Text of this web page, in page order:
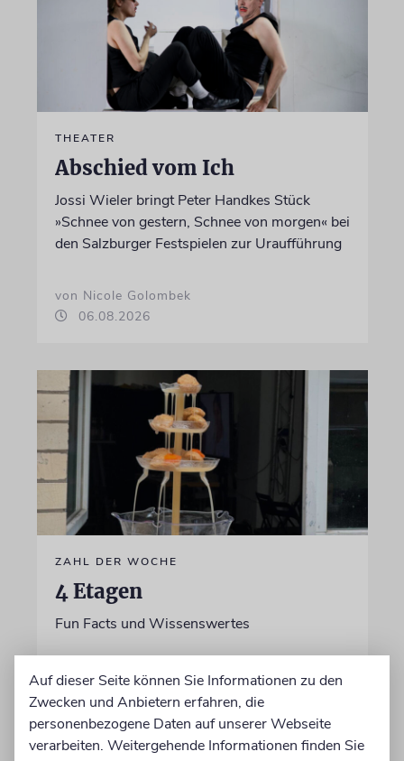
THEATER
Abschied vom Ich
Jossi Wieler bringt Peter Handkes Stück
»Schnee von gestern, Schnee von morgen« bei
den Salzburger Festspielen zur Uraufführung
von Nicole Golombek
06.08.2026
ZAHL DER WOCHE
4 Etagen
Fun Facts und Wissenswertes
05.08.2026
Auf dieser Seite können Sie Informationen zu den
Zwecken und Anbietern erfahren, die
personenbezogene Daten auf unserer Webseite
verarbeiten. Weitergehende Informationen finden Sie